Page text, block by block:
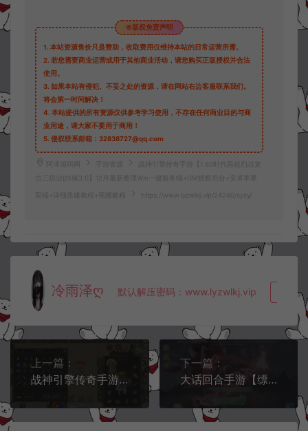
©版权免责声明
1. 本站资源售价只是赞助，收取费用仅维持本站的日常运营所需。
2. 若您需要商业运营或用于其他商业活动，请您购买正版授权并合法
使用。
3. 如果本站有侵犯、不妥之处的资源，请在网站右边客服联系我们。
将会第一时间解决！
4. 本站提供的所有资源仅供参考学习使用，不存在任何商业目的与商
业用途，请大家不要用于商用！
5. 侵权联系邮箱：32838727@qq.com
阿泽源码网 手游资源
战神引擎传奇手游【1.80时代再起烈战复
古三职业[白猪3.1]】12月最新整理Win一键服务端+GM授权后台+安卓苹果
双端+详细搭建教程+视频教程 https://www.lyzwlkj.vip/24240/syzy/
冷雨泽ღ 默认解压密码：www.lyzwlkj.vip 复
上一篇：
战神引擎传奇手游【嘟嘟沉默原始传奇】12月最新整理Win一键服务端+GM授权后台+安卓苹果双端+详细搭建教程+视频教程
下一篇：
大话回合手游【缥缈西游之内丹小熊修复第二版】12月最新整理Linux手工服务端+管理后台+安卓苹果双端+详细搭建教程+视频教程